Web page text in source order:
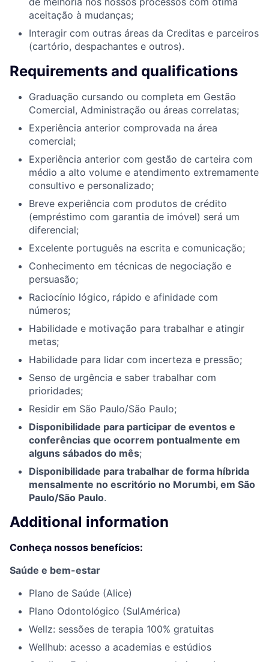
aceitação à mudanças;
Interagir com outras áreas da Creditas e parceiros
(cartório, despachantes e outros).
Requirements and qualifications
Graduação cursando ou completa em Gestão
Comercial, Administração ou áreas correlatas;
Experiência anterior comprovada na área
comercial;
Experiência anterior com gestão de carteira com
médio a alto volume e atendimento extremamente
consultivo e personalizado;
Breve experiência com produtos de crédito
(empréstimo com garantia de imóvel) será um
diferencial;
Excelente português na escrita e comunicação;
Conhecimento em técnicas de negociação e
persuasão;
Raciocínio lógico, rápido e afinidade com
números;
Habilidade e motivação para trabalhar e atingir
metas;
Habilidade para lidar com incerteza e pressão;
Senso de urgência e saber trabalhar com
prioridades;
Residir em São Paulo/São Paulo;
Disponibilidade para participar de eventos e
conferências que ocorrem pontualmente em
alguns sábados do mês;
Disponibilidade para trabalhar de forma híbrida
mensalmente no escritório no Morumbi, em São
Paulo/São Paulo.
Additional information
Conheça nossos benefícios:
Saúde e bem-estar
Plano de Saúde (Alice)
Plano Odontológico (SulAmérica)
Wellz: sessões de terapia 100% gratuitas
Wellhub: acesso a academias e estúdios